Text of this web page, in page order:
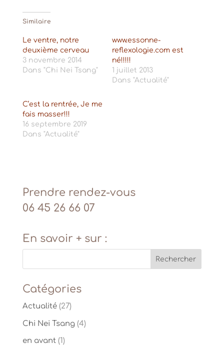
Similaire
Le ventre, notre
deuxième cerveau
3 novembre 2014
Dans "Chi Nei Tsang"
www.essonne-
reflexologie.com est
né!!!!!
1 juillet 2013
Dans "Actualité"
C’est la rentrée, Je me
fais masser!!!
16 septembre 2019
Dans "Actualité"
Prendre rendez-vous
06 45 26 66 07
En savoir + sur :
Catégories
Actualité(27)
Chi Nei Tsang(4)
en avant(1)